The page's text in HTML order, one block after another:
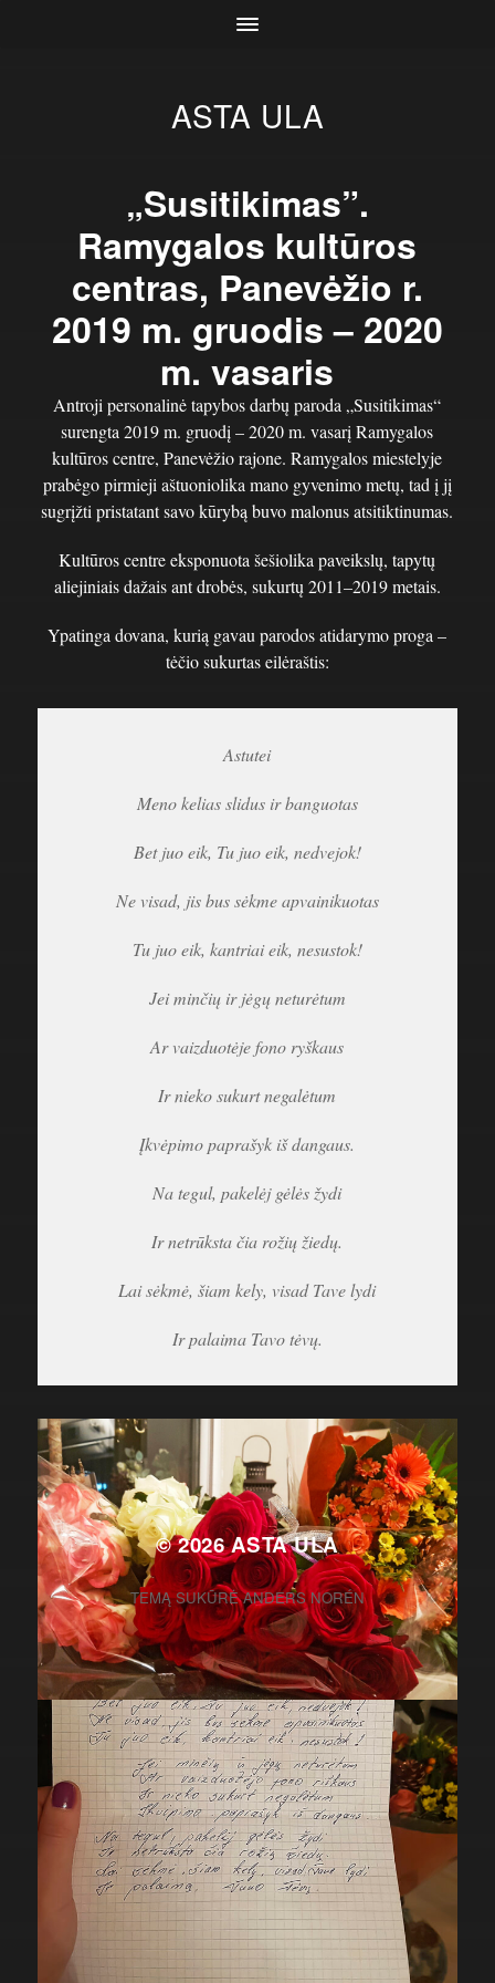
ASTA ULA
„Susitikimas”.
Ramygalos kultūros
centras, Panevėžio r.
2019 m. gruodis – 2020
m. vasaris
Antroji personalinė tapybos darbų paroda „Susitikimas“
surengta 2019 m. gruodį – 2020 m. vasarį Ramygalos
kultūros centre, Panevėžio rajone. Ramygalos miestelyje
prabėgo pirmieji aštuoniolika mano gyvenimo metų, tad į jį
sugrįžti pristatant savo kūrybą buvo malonus atsitiktinumas.
Kultūros centre eksponuota šešiolika paveikslų, tapytų
aliejiniais dažais ant drobės, sukurtų 2011–2019 metais.
Ypatinga dovana, kurią gavau parodos atidarymo proga –
tėčio sukurtas eilėraštis:
Astutei
Meno kelias slidus ir banguotas
Bet juo eik, Tu juo eik, nedvejok!
Ne visad, jis bus sėkme apvainikuotas
Tu juo eik, kantriai eik, nesustok!
Jei minčių ir jėgų neturėtum
Ar vaizduotėje fono ryškaus
Ir nieko sukurt negalėtum
Įkvėpimo paprašyk iš dangaus.
Na tegul, pakelėj gėlės žydi
Ir netrūksta čia rožių žiedų.
Lai sėkmė, šiam kely, visad Tave lydi
Ir palaima Tavo tėvų.
© 2026ASTA ULA
TEMĄ SUKŪRĖANDERS NORÉN